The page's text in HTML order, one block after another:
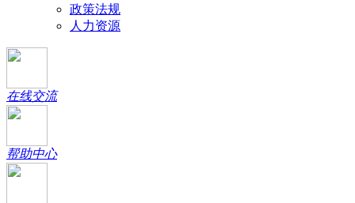
政策法规
人力资源
在线交流
帮助中心